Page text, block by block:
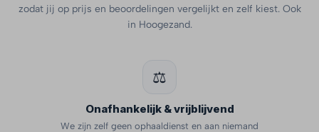
zodat jij op prijs en beoordelingen vergelijkt en zelf kiest. Ook
in Hoogezand.
⚖️
Onafhankelijk & vrijblijvend
We zijn zelf geen ophaaldienst en aan niemand